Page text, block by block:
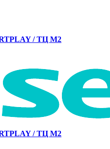
/ ТЦ М2
/ ТЦ М2